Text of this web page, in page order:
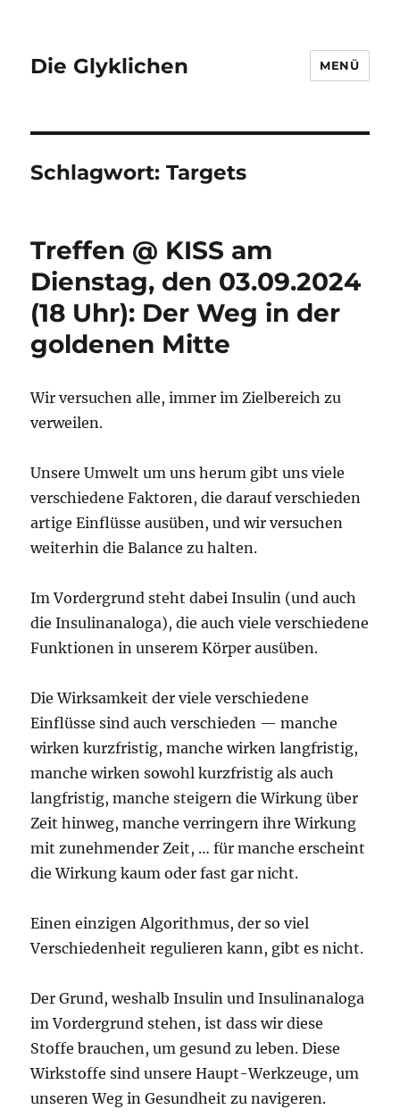
Die Glyklichen MENÜ
Schlagwort:Targets
Treffen @ KISS am
Dienstag, den 03.09.2024
(18 Uhr): Der Weg in der
goldenen Mitte
Wir versuchen alle, immer im Zielbereich zu
verweilen.
Unsere Umwelt um uns herum gibt uns viele
verschiedene Faktoren, die darauf verschieden
artige Einflüsse ausüben, und wir versuchen
weiterhin die Balance zu halten.
Im Vordergrund steht dabei Insulin (und auch
die Insulinanaloga), die auch viele verschiedene
Funktionen in unserem Körper ausüben.
Die Wirksamkeit der viele verschiedene
Einflüsse sind auch verschieden — manche
wirken kurzfristig, manche wirken langfristig,
manche wirken sowohl kurzfristig als auch
langfristig, manche steigern die Wirkung über
Zeit hinweg, manche verringern ihre Wirkung
mit zunehmender Zeit, … für manche erscheint
die Wirkung kaum oder fast gar nicht.
Einen einzigen Algorithmus, der so viel
Verschiedenheit regulieren kann, gibt es nicht.
Der Grund, weshalb Insulin und Insulinanaloga
im Vordergrund stehen, ist dass wir diese
Stoffe brauchen, um gesund zu leben. Diese
Wirkstoffe sind unsere Haupt-Werkzeuge, um
unseren Weg in Gesundheit zu navigeren.